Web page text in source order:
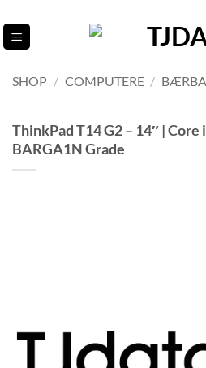
til
indhold
SHOP / COMPUTERE /
ThinkPad T14 G2 – 14″ | Core
BARGA1N Grade